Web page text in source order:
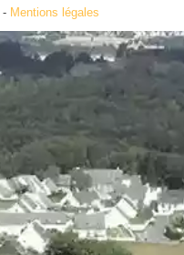
- Mentions légales